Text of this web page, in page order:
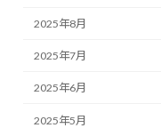
2025年8月
2025年7月
2025年6月
2025年5月